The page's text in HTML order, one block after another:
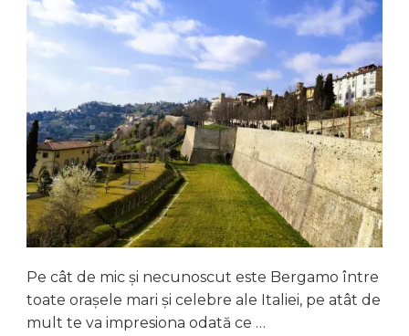
Pe cât de mic și necunoscut este Bergamo între
toate orașele mari și celebre ale Italiei, pe atât de
mult te va impresiona odată ce …